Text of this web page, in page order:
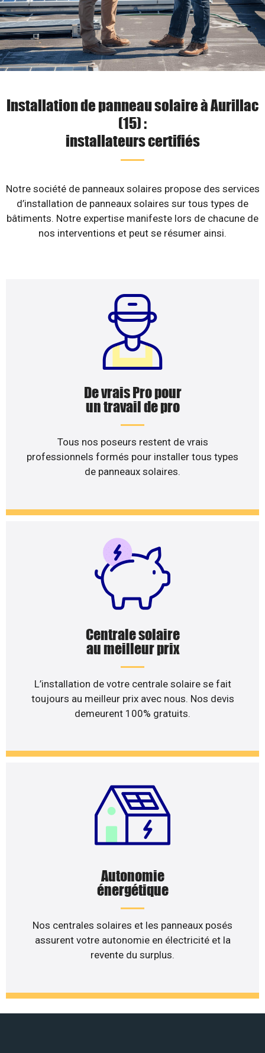
Installation de panneau solaire à Aurillac
(15) :
installateurs certifiés
Notre société de panneaux solaires propose des services
d’installation de panneaux solaires sur tous types de
bâtiments. Notre expertise manifeste lors de chacune de
nos interventions et peut se résumer ainsi.
De vrais Pro pour
un travail de pro
Tous nos poseurs restent de vrais
professionnels formés pour installer tous types
de panneaux solaires.
Centrale solaire
au meilleur prix
L’installation de votre centrale solaire se fait
toujours au meilleur prix avec nous. Nos devis
demeurent 100% gratuits.
Autonomie
énergétique
Nos centrales solaires et les panneaux posés
assurent votre autonomie en électricité et la
revente du surplus.